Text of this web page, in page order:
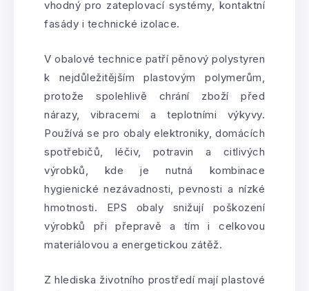
vhodný pro zateplovací systémy, kontaktní
fasády i technické izolace.
V obalové technice patří pěnový polystyren
k nejdůležitějším plastovým polymerům,
protože spolehlivě chrání zboží před
nárazy, vibracemi a teplotními výkyvy.
Používá se pro obaly elektroniky, domácích
spotřebičů, léčiv, potravin a citlivých
výrobků, kde je nutná kombinace
hygienické nezávadnosti, pevnosti a nízké
hmotnosti. EPS obaly snižují poškození
výrobků při přepravě a tím i celkovou
materiálovou a energetickou zátěž.
Z hlediska životního prostředí mají plastové